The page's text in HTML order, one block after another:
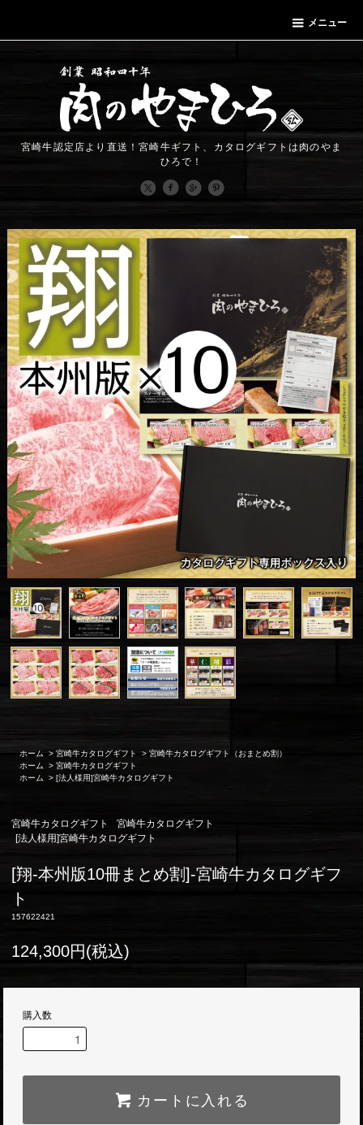
メニュー
宮崎牛認定店より直送！宮崎牛ギフト、カタログギフトは肉のやま
ひろで！
ホーム >宮崎牛カタログギフト >宮崎牛カタログギフト（おまとめ割）
ホーム
>宮崎牛カタログギフト
ホーム
>[法人様用]宮崎牛カタログギフト
宮崎牛カタログギフト
宮崎牛カタログギフト
[法人様用]宮崎牛カタログギフト
[翔-本州版10冊まとめ割]-宮崎牛カタログギフ
ト
157622421
124,300円(税込)
購入数
カートに入れる